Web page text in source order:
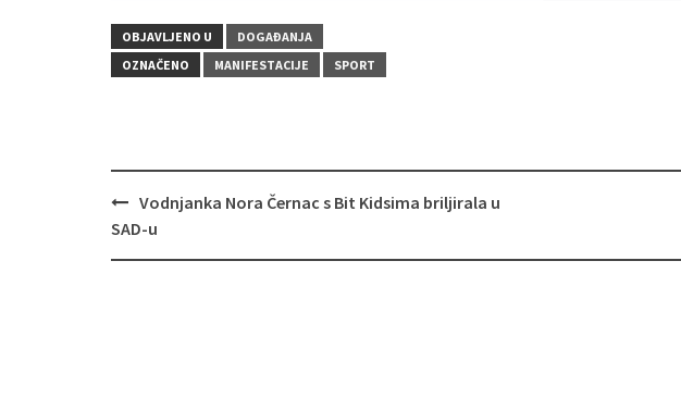
OBJAVLJENO U
DOGAĐANJA
OZNAČENO
MANIFESTACIJE SPORT
Navigacija
objava
Vodnjanka Nora Černac s Bit Kidsima briljirala u
SAD‑u